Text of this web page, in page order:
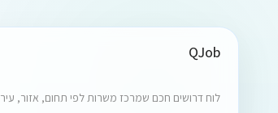
QJob
לוח דרושים חכם שמרכז משרות לפי תחום, אזור, עיר